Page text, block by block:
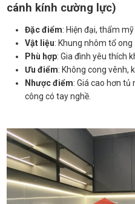
cánh kính cường lực)
Đặc điểm: Hiện đại, thẩm mỹ
Vật liệu: Khung nhôm tổ
Phù hợp: Gia đình yêu thích
Ưu điểm: Không cong vênh,
Nhược điểm: Giá cao hơn
công có tay nghề.